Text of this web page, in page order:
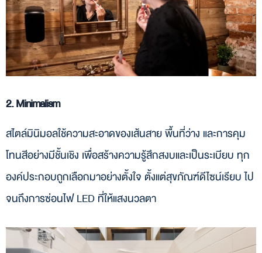
2. Minimalism
สไตล์มินิมอลใช้ความสะอาดของเส้นสาย พื้นที่ว่าง และการคุม
โทนสีอย่างมีชั้นเชิง เพื่อสร้างความรู้สึกสงบและเป็นระเบียบ ทุก
องค์ประกอบถูกเลือกมาอย่างตั้งใจ ตั้งแต่สุขภัณฑ์ดีไซน์เรียบ ไป
จนถึงการซ่อนไฟ LED ที่ให้แสงนวลตา